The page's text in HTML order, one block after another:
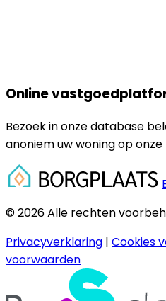
Online
Bezoek in onze database
anoniem uw woning op
© 2026 Alle rechten
Privacyverklaring | Cookies
voorwaarden